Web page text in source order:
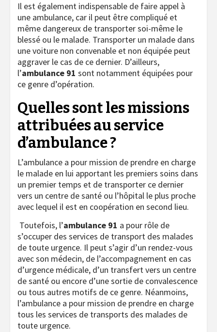
Il est également indispensable de faire appel à
une ambulance, car il peut être compliqué et
même dangereux de transporter soi-même le
blessé ou le malade. Transporter un malade dans
une voiture non convenable et non équipée peut
aggraver le cas de ce dernier. D’ailleurs,
l’ambulance 91 sont notamment équipées pour
ce genre d’opération.
Quelles sont les missions
attribuées au service
d’ambulance ?
L’ambulance a pour mission de prendre en charge
le malade en lui apportant les premiers soins dans
un premier temps et de transporter ce dernier
vers un centre de santé ou l’hôpital le plus proche
avec lequel il est en coopération en second lieu.
Toutefois, l’ambulance 91 a pour rôle de
s’occuper des services de transport des malades
de toute urgence. Il peut s’agir d’un rendez-vous
avec son médecin, de l’accompagnement en cas
d’urgence médicale, d’un transfert vers un centre
de santé ou encore d’une sortie de convalescence
ou tous autres motifs de ce genre. Néanmoins,
l’ambulance a pour mission de prendre en charge
tous les services de transports des malades de
toute urgence.